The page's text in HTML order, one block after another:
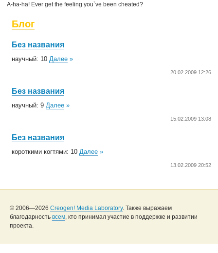
A-ha-ha! Ever get the feeling you`ve been cheated?
Блог
Без названия
научный: 10Далее »
20.02.2009 12:26
Без названия
научный: 9Далее »
15.02.2009 13:08
Без названия
короткими когтями: 10Далее »
13.02.2009 20:52
© 2006—2026 Creogen! Media Laboratory. Также выражаем
благодарность всем, кто принимал участие в поддержке и развитии
проекта.